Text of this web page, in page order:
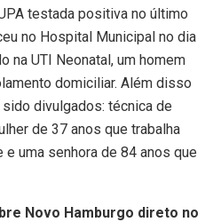
testada positiva no último
no Hospital Municipal no dia
na UTI Neonatal, um homem
domiciliar. Além disso
divulgados: técnica de
de 37 anos que trabalha
uma senhora de 84 anos que
Novo Hamburgo direto no